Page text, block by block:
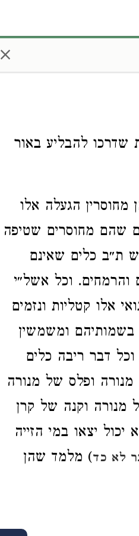
×
שדרכו להבליע באור
מחוסרין הגעלה אלו
שהם מחוסרים שטיפה
ת״ב כלים שאינם
והרמחים. וכל אשל״י
אלו קטליות ונזמים
בשמותיהם ומשמשין
דבר ריבה כלים
ופלס של מנורה
מנורה וקנה של קרן
יצאו במי הזייה
לא כד) מלמד שהן